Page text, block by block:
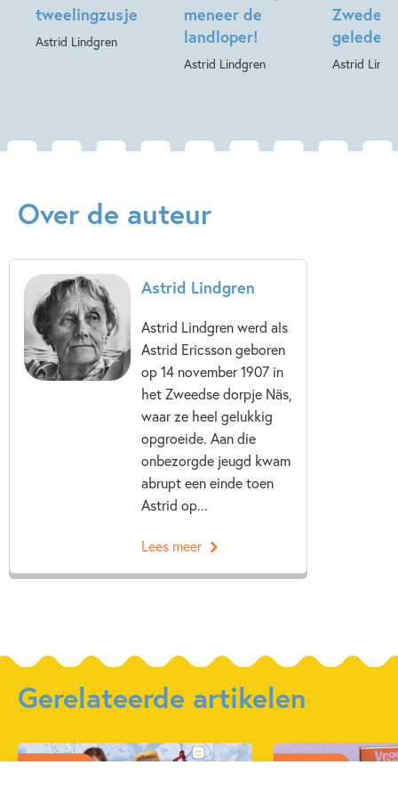
tweelingzusje
Astrid Lindgren
meneer de
landloper!
Astrid Lindgren
geleden
Astrid
Over de auteur
Astrid Lindgren
Astrid Lindgren werd als
Astrid Ericsson geboren
op 14 november 1907 in
het Zweedse dorpje Näs,
waar ze heel gelukkig
opgroeide. Aan die
onbezorgde jeugd kwam
abrupt een einde toen
Astrid op...
Lees meer
Gerelateerde artikelen
Kinderpanel Kinderpanel